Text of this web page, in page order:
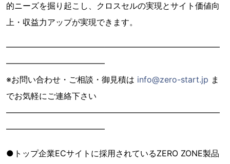
的ニーズを掘り起こし、クロスセルの実現とサイト価値向
上・収益力アップが実現できます。
——————————————————————————
————————————
※お問い合わせ・ご相談・御見積は info@zero-start.jp ま
でお気軽にご連絡下さい
——————————————————————————
————————————
●トップ企業ECサイトに採用されているZERO ZONE製品